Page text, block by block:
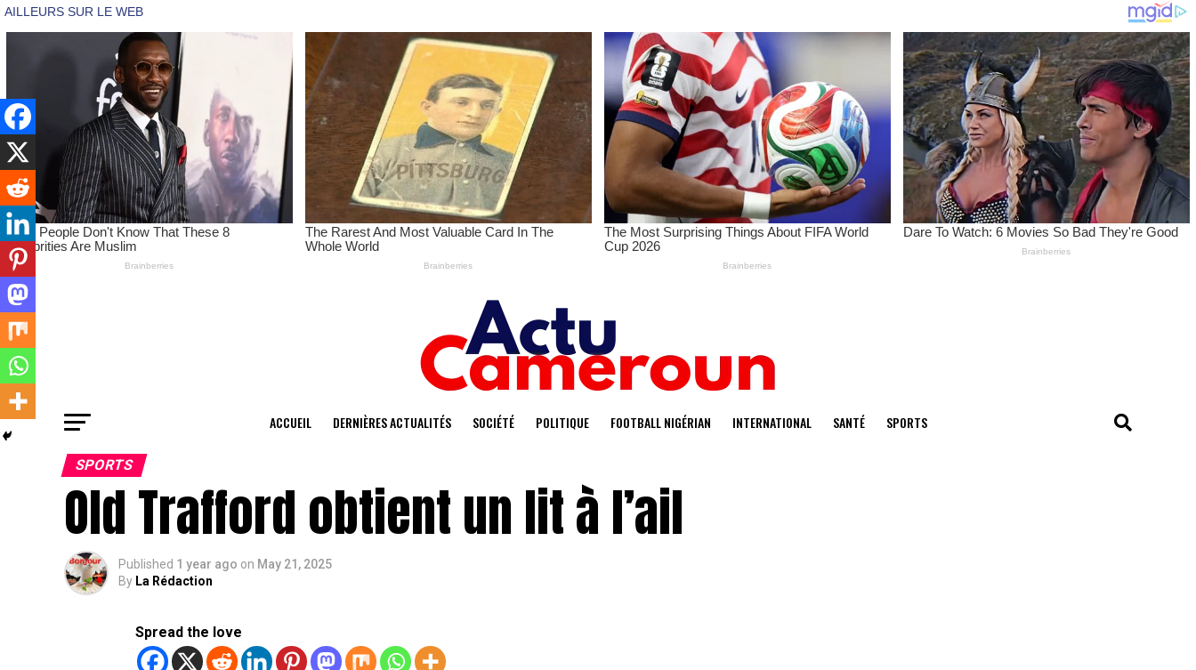
ACCUEIL DERNIÈRES ACTUALITÉS SOCIÉTÉ POLITIQUE FOOTBALL NIGÉRIAN INTERNATIONAL SANTÉ SPORTS
SPORTS
Old Trafford obtient un lit à l’ail
Published 1 year ago on May 21, 2025
By La Rédaction
Spread the love